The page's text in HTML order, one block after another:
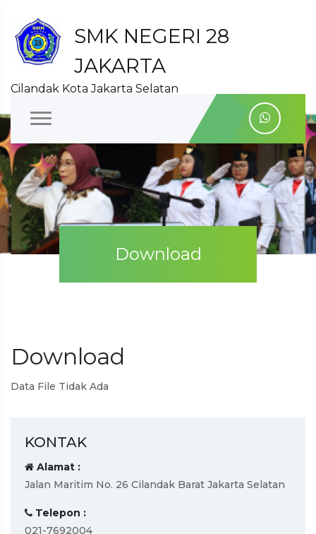
SMK NEGERI 28
JAKARTA
Cilandak Kota Jakarta Selatan
Download
Download
Data File Tidak Ada
KONTAK
Alamat :
Jalan Maritim No. 26 Cilandak Barat Jakarta Selatan
Telepon :
021-7692004